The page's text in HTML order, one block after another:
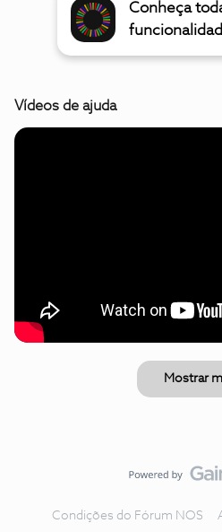
Conheça
Vídeos de ajuda
Mostrar
Condições do Fórum NOS